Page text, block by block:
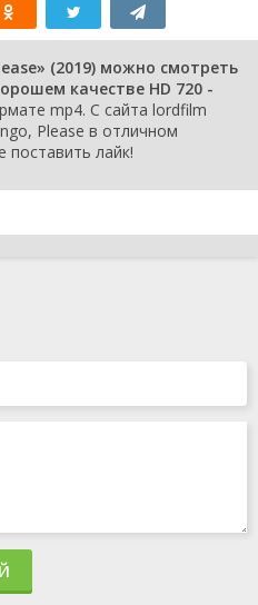
(2019) можно смотреть
качестве HD 720 -
mp4. С сайта lordfilm
Please в отличном
поставить лайк!